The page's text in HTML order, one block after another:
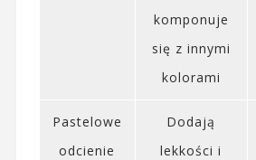
komponuje
się z innymi
kolorami
Pastelowe
odcienie
Dodają
lekkości i